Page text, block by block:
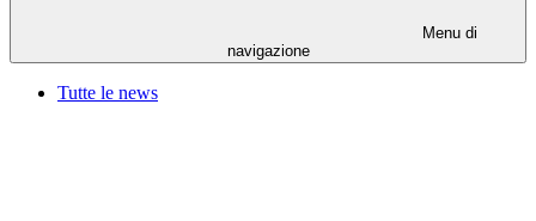
Menu di
navigazione
Tutte le news